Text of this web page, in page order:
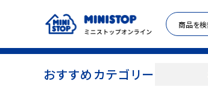
おすすめカテゴリー